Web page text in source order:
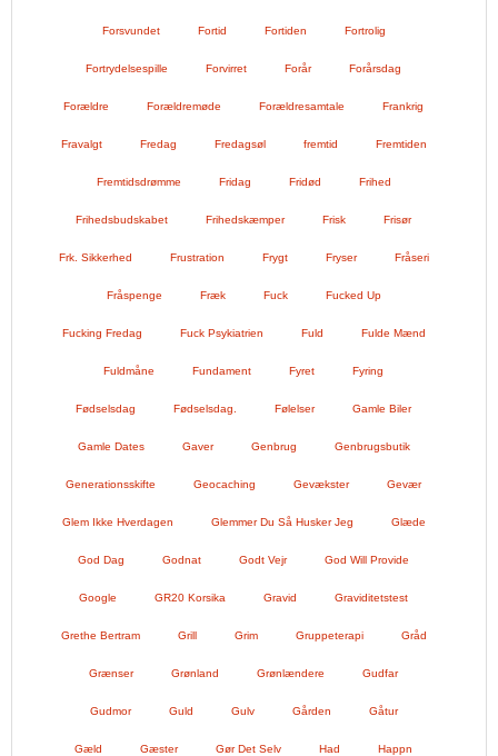
Forsvundet Fortid Fortiden Fortrolig
Fortrydelsespille Forvirret Forår Forårsdag
Forældre Forældremøde Forældresamtale Frankrig
Fravalgt Fredag Fredagsøl fremtid Fremtiden
Fremtidsdrømme Fridag Fridød Frihed
Frihedsbudskabet Frihedskæmper Frisk Frisør
Frk. Sikkerhed Frustration Frygt Fryser Fråseri
Fråspenge Fræk Fuck Fucked Up
Fucking Fredag Fuck Psykiatrien Fuld Fulde Mænd
Fuldmåne Fundament Fyret Fyring
Fødselsdag Fødselsdag. Følelser Gamle Biler
Gamle Dates Gaver Genbrug Genbrugsbutik
Generationsskifte Geocaching Gevækster Gevær
Glem Ikke Hverdagen Glemmer Du Så Husker Jeg Glæde
God Dag Godnat Godt Vejr God Will Provide
Google GR20 Korsika Gravid Graviditetstest
Grethe Bertram Grill Grim Gruppeterapi Gråd
Grænser Grønland Grønlændere Gudfar
Gudmor Guld Gulv Gården Gåtur
Gæld Gæster Gør Det Selv Had Happn